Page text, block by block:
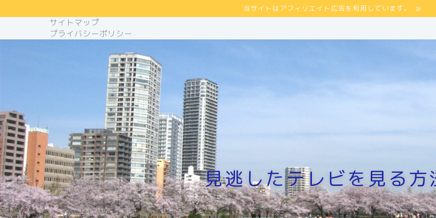
当サイトはアフィリエイト広告を利用しています。
サイトマップ
プライバシーポリシー
見逃したテレビを見る方